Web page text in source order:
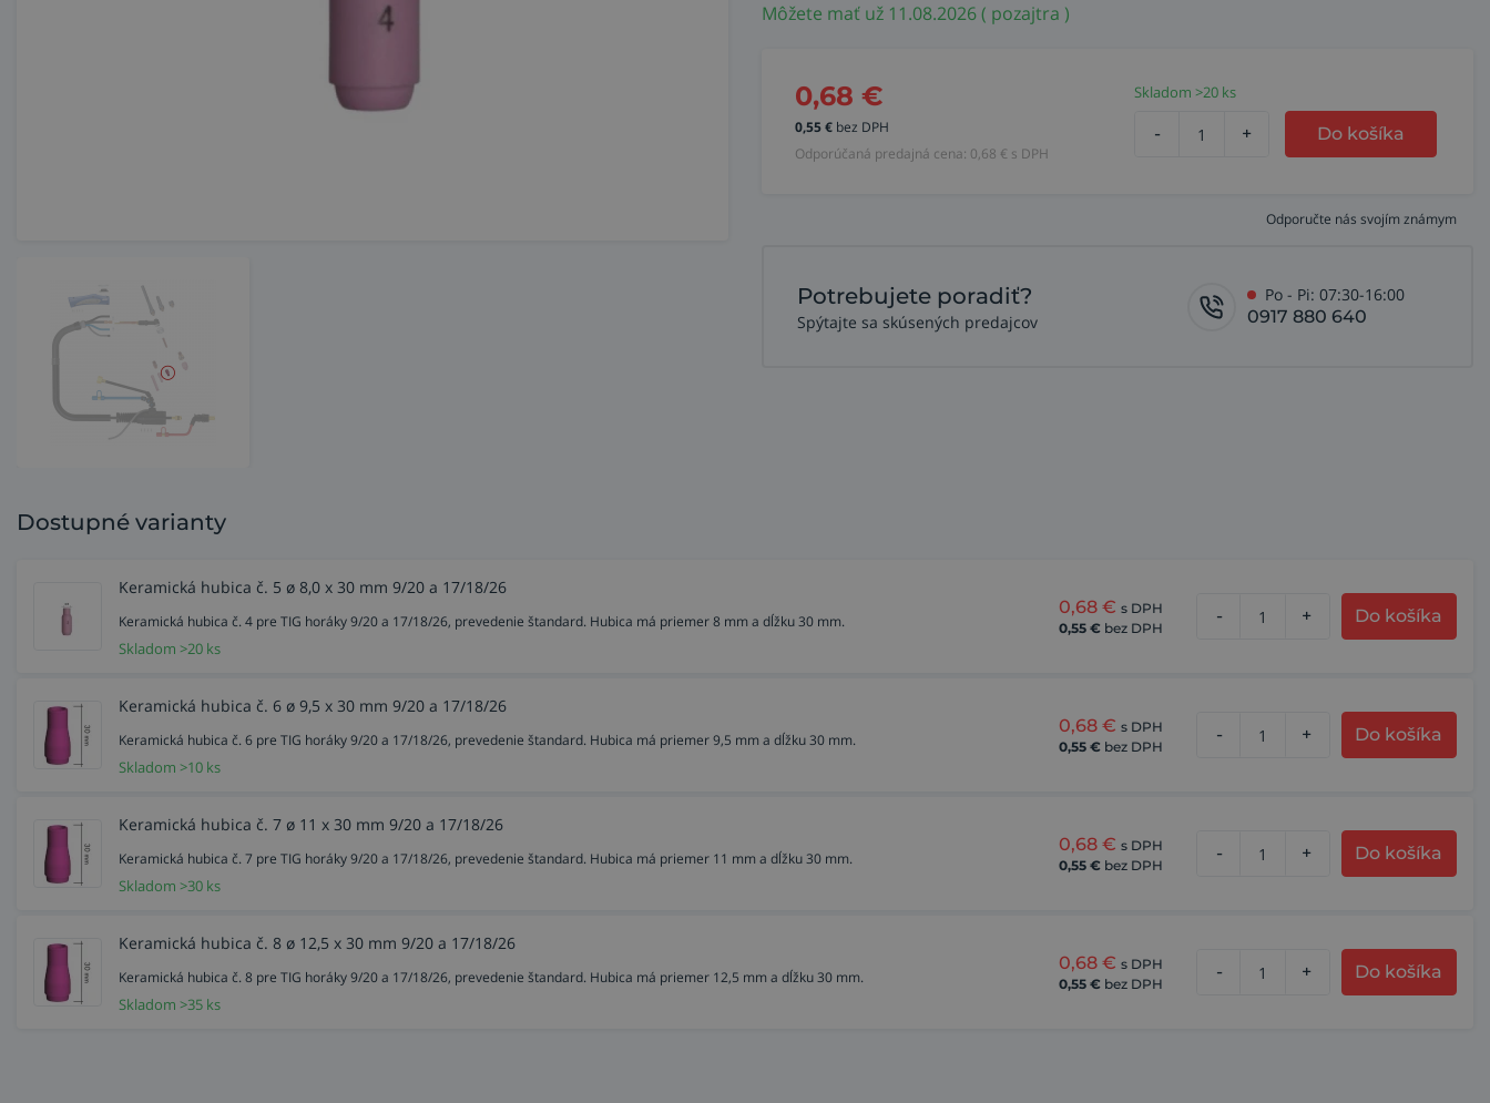
Môžete mať už 11.08.2026 ( pozajtra )
0,68 €
0,55€ bez DPH
Odporúčaná predajná cena: 0,68 € s DPH
Skladom >20 ks
- + Do košíka
Odporučte nás svojím známym
Potrebujete poradiť?
Spýtajte sa skúsených predajcov
Po - Pi: 07:30-16:00
0917 880 640
Dostupné varianty
Keramická hubica č. 5 ø 8,0 x 30 mm 9/20 a 17/18/26
Keramická hubica č. 4 pre TIG horáky 9/20 a 17/18/26, prevedenie štandard. Hubica má priemer 8 mm a dĺžku 30 mm.
Skladom >20 ks
0,68 € s DPH
0,55 € bez DPH
- + Do košíka
Keramická hubica č. 6 ø 9,5 x 30 mm 9/20 a 17/18/26
Keramická hubica č. 6 pre TIG horáky 9/20 a 17/18/26, prevedenie štandard. Hubica má priemer 9,5 mm a dĺžku 30 mm.
Skladom >10 ks
0,68 € s DPH
0,55 € bez DPH
- + Do košíka
Keramická hubica č. 7 ø 11 x 30 mm 9/20 a 17/18/26
Keramická hubica č. 7 pre TIG horáky 9/20 a 17/18/26, prevedenie štandard. Hubica má priemer 11 mm a dĺžku 30 mm.
Skladom >30 ks
0,68 € s DPH
0,55 € bez DPH
- + Do košíka
Keramická hubica č. 8 ø 12,5 x 30 mm 9/20 a 17/18/26
Keramická hubica č. 8 pre TIG horáky 9/20 a 17/18/26, prevedenie štandard. Hubica má priemer 12,5 mm a dĺžku 30 mm.
Skladom >35 ks
0,68 € s DPH
0,55 € bez DPH
- + Do košíka